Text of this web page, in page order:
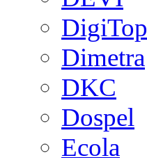
DigiTop
Dimetra
DKC
Dospel
Ecola